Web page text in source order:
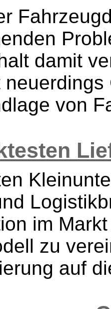
damit
von
im
zu
auf